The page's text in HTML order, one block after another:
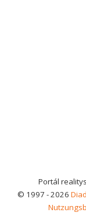
Portál
© 1997 - 2026